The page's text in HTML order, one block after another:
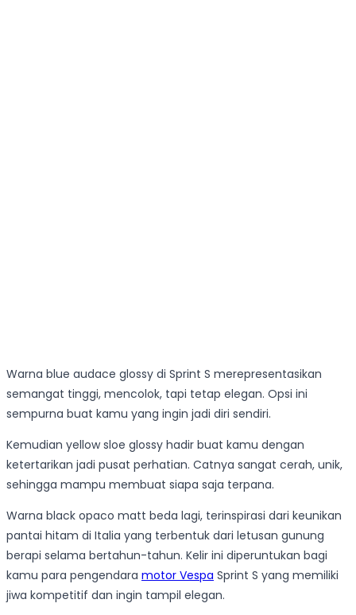
Warna blue audace glossy di Sprint S merepresentasikan
semangat tinggi, mencolok, tapi tetap elegan. Opsi ini
sempurna buat kamu yang ingin jadi diri sendiri.
Kemudian yellow sloe glossy hadir buat kamu dengan
ketertarikan jadi pusat perhatian. Catnya sangat cerah, unik,
sehingga mampu membuat siapa saja terpana.
Warna black opaco matt beda lagi, terinspirasi dari keunikan
pantai hitam di Italia yang terbentuk dari letusan gunung
berapi selama bertahun-tahun. Kelir ini diperuntukan bagi
kamu para pengendara motor Vespa Sprint S yang memiliki
jiwa kompetitif dan ingin tampil elegan.